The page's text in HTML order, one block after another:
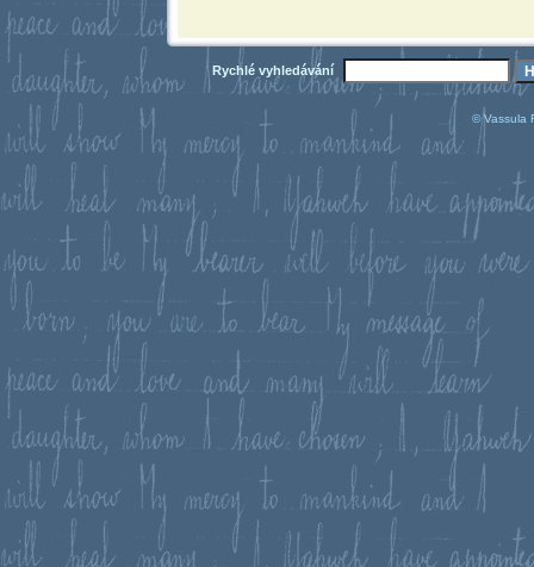
Rychlé vyhledávání
© Vassula